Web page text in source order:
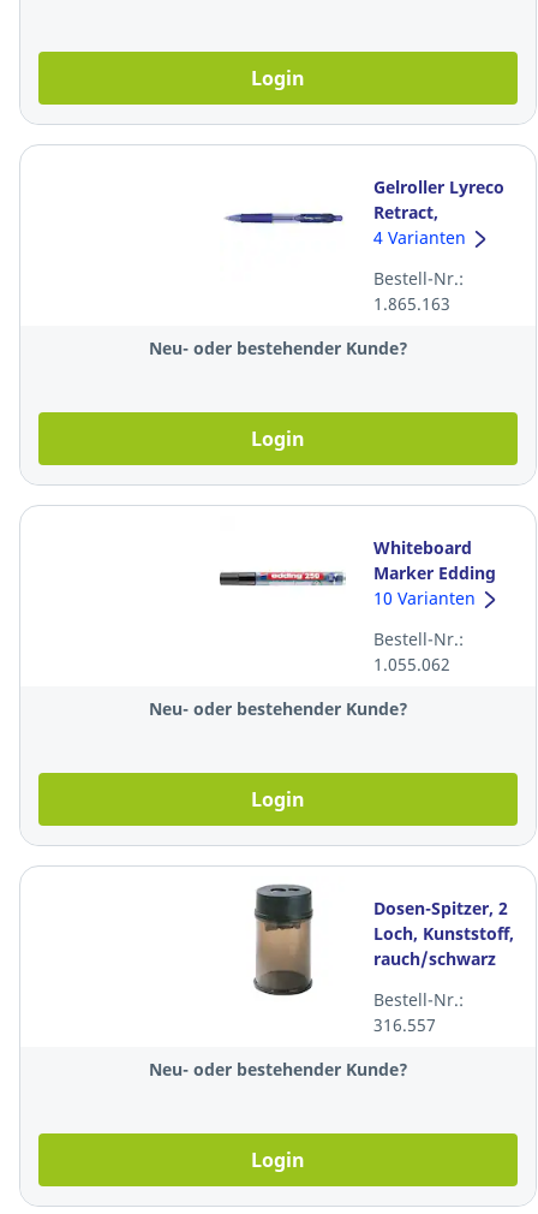
Login
Gelroller Lyreco
Retract,
Strichbreite 0,5
4 Varianten
Bestell-Nr.:
1.865.163
Neu- oder bestehender Kunde?
Login
Whiteboard
Marker Edding
250, Rundspitze,
mm, schwarz
10 Varianten
Bestell-Nr.:
1.055.062
Neu- oder bestehender Kunde?
Login
Dosen-Spitzer, 2
Loch, Kunststoff,
rauch/schwarz
Bestell-Nr.:
316.557
Neu- oder bestehender Kunde?
Login